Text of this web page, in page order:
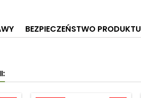
BEZPIECZEŃSTWO PRODUKTU